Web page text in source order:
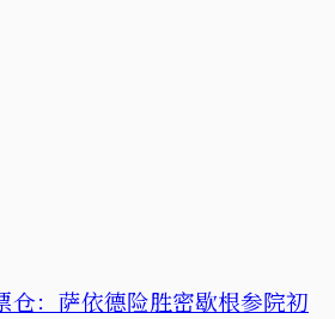
仓：萨依德险胜密歇根参院初